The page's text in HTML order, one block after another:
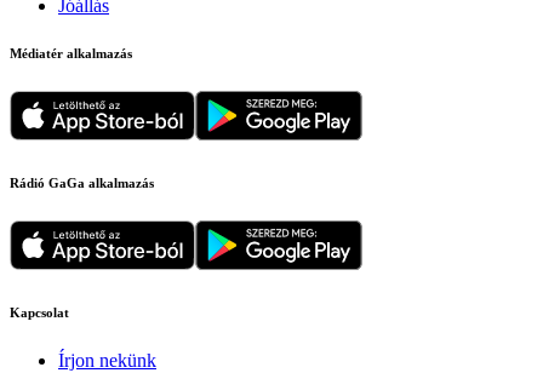
Jóállás
Médiatér alkalmazás
Rádió GaGa alkalmazás
Kapcsolat
Írjon nekünk